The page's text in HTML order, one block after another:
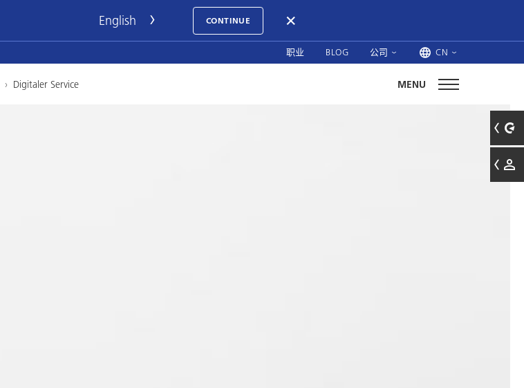
CONTINUE
职业 BLOG 公司 CN
› Digitaler Service MENU